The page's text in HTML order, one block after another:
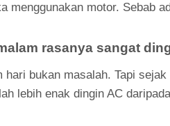
menggunakan motor. Sebab
rasanya sangat
hari bukan masalah. Tapi
lebih enak dingin AC